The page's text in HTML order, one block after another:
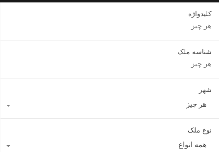
کلیدواژه
شناسه ملک
شهر
هر چیز
نوع ملک
همه انواع